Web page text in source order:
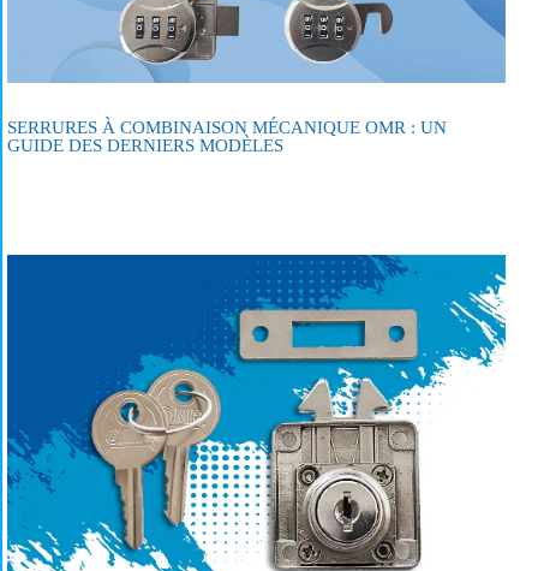
SERRURES À COMBINAISON MÉCANIQUE OMR : UN
GUIDE DES DERNIERS MODÈLES